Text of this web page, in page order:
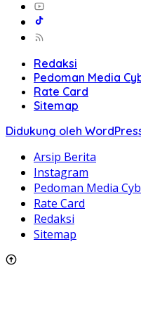
Redaksi
Pedoman Media
Rate Card
Sitemap
Didukung oleh
Arsip Berita
Instagram
Pedoman Media
Rate Card
Redaksi
Sitemap